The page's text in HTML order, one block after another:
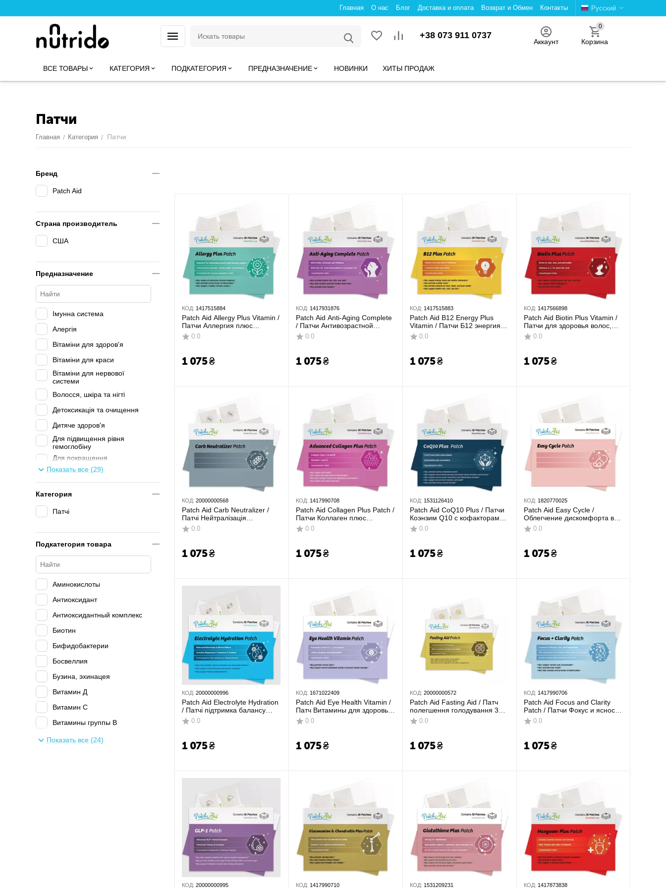
Русский
Главная О нас Блог Доставка и оплата Возврат и Обмен Контакты
+38 073 911 0737
Аккаунт
0
Корзина
ВСЕ ТОВАРЫ КАТЕГОРИЯ ПОДКАТЕГОРИЯ ПРЕДНАЗНАЧЕНИЕ НОВИНКИ ХИТЫ ПРОДАЖ
Патчи
Главная / Категория / Патчи
КОД: 1417515884
Patch Aid Allergy Plus Vitamin /
Патчи Аллергия плюс
витамины 30 шт
0.0
1 075₴
КОД: 1417931876
Patch Aid Anti-Aging Complete
/ Патчи Антивозрастной
комплекс 30 шт
0.0
1 075₴
КОД: 1417515883
Patch Aid B12 Energy Plus
Vitamin / Патчи Б12 энергия
плюс витамины 30 шт
0.0
1 075₴
КОД: 1417566898
Patch Aid Biotin Plus Vitamin /
Патчи для здоровья волос,
кожи и ногтей Биотин плюс
витамин 30 шт
0.0
1 075₴
КОД: 20000000568
Patch Aid Carb Neutralizer /
Патчі Нейтралізація
вуглеводів 30 шт.
0.0
1 075₴
КОД: 1417990708
Patch Aid Collagen Plus Patch /
Патчи Коллаген плюс
витамины 30 шт
0.0
1 075₴
КОД: 1531126410
Patch Aid CoQ10 Plus / Патчи
Коэнзим Q10 с кофакторами
30 шт
0.0
1 075₴
КОД: 1820770025
Patch Aid Easy Cycle /
Облегчение дискомфорта во
время менструальных циклов
30 шт
0.0
1 075₴
КОД: 20000000996
Patch Aid Electrolyte Hydration
/ Патчі підтримка балансу
електролітів 30 шт.
0.0
1 075₴
КОД: 1671022409
Patch Aid Eye Health Vitamin /
Патч Витамины для здоровья
глаз - Лютеин, ликопин и
астаксантин 30 шт
0.0
1 075₴
КОД: 20000000572
Patch Aid Fasting Aid / Патч
полегшення голодування 30
шт. 0.0
1 075₴
КОД: 1417990706
Patch Aid Focus and Clarity
Patch / Патчи Фокус и ясность
30 шт
0.0
1 075₴
КОД: 20000000995 КОД: 1417990710 КОД: 1531209231 КОД: 1417873838
Бренд
Patch Aid
Страна производитель
США
Предназначение
Імунна система
Алергія
Вітаміни для здоров'я
Вітаміни для краси
Вітаміни для нервової
системи
Волосся, шкіра та нігті
Детоксикація та очищення
Дитяче здоров'я
Для підвищення рівня
гемоглобіну
Для покращення
метаболізму
Енергія та мітохондрії
Жіноче здоров'я
очищення
Застуда та ГРВІ
Кишечник
Мозок та нервова система
Протизапальне
Сон та стрес
Старіння та довголіття
Показать все (29)
Категория
Патчі
Подкатегория товара
Аминокислоты
Антиоксидант
Антиоксидантный комплекс
Биотин
Бифидобактерии
Босвеллия
Бузина, эхинацея
Витамин Д
Витамин С
Витамины группы В
Гистамин
Показать все (24)